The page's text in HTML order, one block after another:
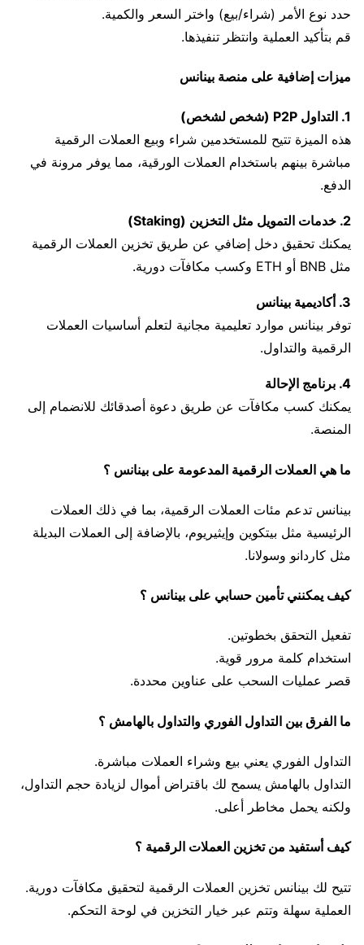
حدد نوع الأمر (شراء/بيع) واختر السعر والكمية.
قم بتأكيد العملية وانتظر تنفيذها.
ميزات إضافية على منصة بينانس
1. التداول P2P (شخص لشخص)
هذه الميزة تتيح للمستخدمين شراء وبيع العملات الرقمية
مباشرة بينهم باستخدام العملات الورقية، مما يوفر مرونة في
الدفع.
2. خدمات التمويل مثل التخزين (Staking)
يمكنك تحقيق دخل إضافي عن طريق تخزين العملات الرقمية
مثل BNB أو ETH وكسب مكافآت دورية.
3. أكاديمية بينانس
توفر بينانس موارد تعليمية مجانية لتعلم أساسيات العملات
الرقمية والتداول.
4. برنامج الإحالة
يمكنك كسب مكافآت عن طريق دعوة أصدقائك للانضمام إلى
المنصة.
ما هي العملات الرقمية المدعومة على بينانس ؟
بينانس تدعم مئات العملات الرقمية، بما في ذلك العملات
الرئيسية مثل بيتكوين وإيثيريوم، بالإضافة إلى العملات البديلة
مثل كاردانو وسولانا.
كيف يمكنني تأمين حسابي على بينانس ؟
تفعيل التحقق بخطوتين.
استخدام كلمة مرور قوية.
قصر عمليات السحب على عناوين محددة.
ما الفرق بين التداول الفوري والتداول بالهامش ؟
التداول الفوري يعني بيع وشراء العملات مباشرة.
التداول بالهامش يسمح لك باقتراض أموال لزيادة حجم التداول،
ولكنه يحمل مخاطر أعلى.
كيف أستفيد من تخزين العملات الرقمية ؟
تتيح لك بينانس تخزين العملات الرقمية لتحقيق مكافآت دورية.
العملية سهلة وتتم عبر خيار التخزين في لوحة التحكم.